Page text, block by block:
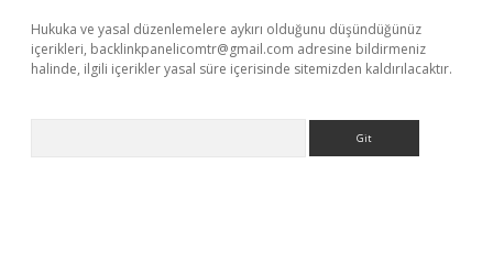
Hukuka ve yasal düzenlemelere aykırı olduğunu düşündüğünüz
içerikleri, backlinkpanelicomtr@gmail.com adresine bildirmeniz
halinde, ilgili içerikler yasal süre içerisinde sitemizden kaldırılacaktır.